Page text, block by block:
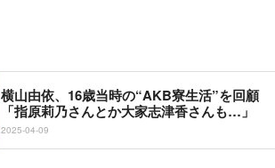
横山由依、16歳当時の“AKB寮生活”を回顧
「指原莉乃さんとか大家志津香さんも…」
2025-04-09